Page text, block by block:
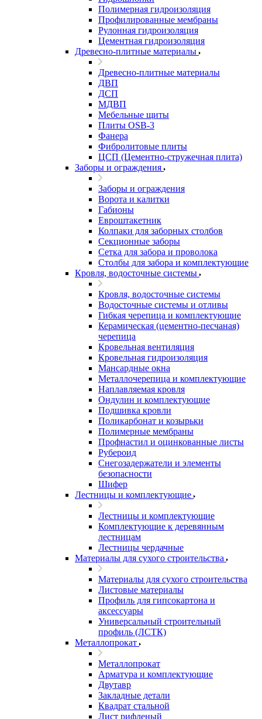
Полимерная гидроизоляция
Профилированные мембраны
Рулонная гидроизоляция
Цементная гидроизоляция
Древесно-плитные материалы
Древесно-плитные материалы
ДВП
ДСП
МДВП
Мебельные щиты
Плиты OSB-3
Фанера
Фибролитовые плиты
ЦСП (Цементно-стружечная плита)
Заборы и ограждения
Заборы и ограждения
Ворота и калитки
Габионы
Евроштакетник
Колпаки для заборных столбов
Секционные заборы
Сетка для забора и проволока
Столбы для забора и комплектующие
Кровля, водосточные системы
Кровля, водосточные системы
Водосточные системы и отливы
Гибкая черепица и комплектующие
Керамическая (цементно-песчаная)
черепица
Кровельная вентиляция
Кровельная гидроизоляция
Мансардные окна
Металлочерепица и комплектующие
Наплавляемая кровля
Ондулин и комплектующие
Подшивка кровли
Поликарбонат и козырьки
Полимерные мембраны
Профнастил и оцинкованные листы
Рубероид
Снегозадержатели и элементы
безопасности
Шифер
Лестницы и комплектующие
Лестницы и комплектующие
Комплектующие к деревянным
лестницам
Лестницы чердачные
Материалы для сухого строительства
Материалы для сухого строительства
Листовые материалы
Профиль для гипсокартона и
аксессуары
Универсальный строительный
профиль (ЛСТК)
Металлопрокат
Металлопрокат
Арматура и комплектующие
Двутавр
Закладные детали
Квадрат стальной
Лист рифленый